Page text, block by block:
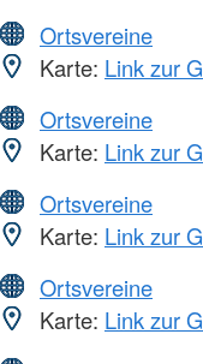
Ortsvereine
Karte: Link zur
Ortsvereine
Karte: Link zur
Ortsvereine
Karte: Link zur
Ortsvereine
Karte: Link zur